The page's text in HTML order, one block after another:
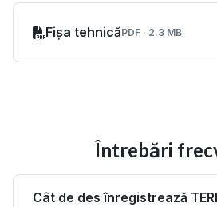
Fișa tehnicăPDF · 2.3 MB
Întrebări
Cât de des înregistrează